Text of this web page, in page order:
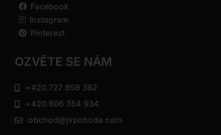
Facebook
Instagram
Pinterest
OZVĚTE SE NÁM
+420 727 859 382
+420 606 354 934
obchod@jvpohoda.com